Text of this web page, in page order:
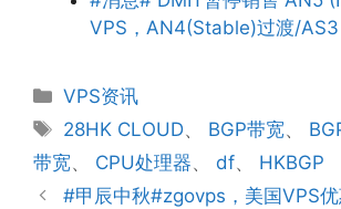
VPS，AN4(Stable)过渡/AS3
分
类
VPS资讯
标
签
28HK CLOUD、 BGP带宽、
带宽、 CPU处理器、 df、 HKBGP
#甲辰中秋#zgovps，美国VPS